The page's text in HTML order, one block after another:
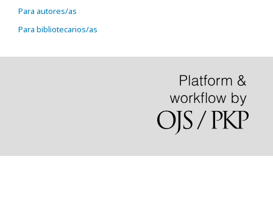
Para autores/as
Para bibliotecarios/as